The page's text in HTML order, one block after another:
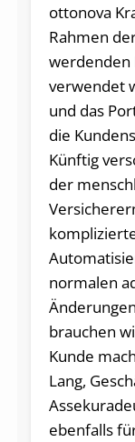
ottonova
Rahmen
werdenden
verwendet
und das
die
Künftig
der
normalen
brauchen
Kunde
Lang,
ebenfalls